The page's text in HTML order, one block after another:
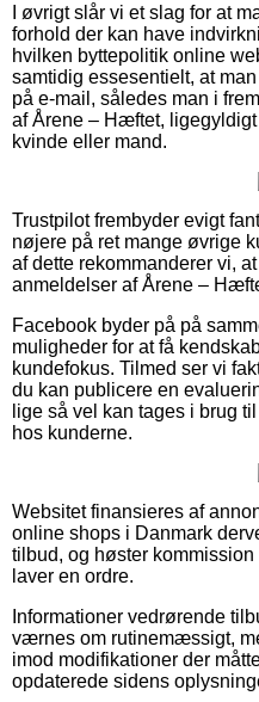
I øvrigt slår vi et slag for at
forhold der kan have
hvilken byttepolitik online
samtidig essesentielt, at
på e-mail, således man i
af Årene – Hæftet,
kvinde eller mand.
Trustpilot frembyder evigt
nøjere på ret mange øvrige
af dette rekommanderer vi,
anmeldelser af Årene –
Facebook byder på på
muligheder for at få
kundefokus. Tilmed ser vi
du kan publicere en
lige så vel kan tages i brug
hos kunderne.
Websitet finansieres af
online shops i Danmark
tilbud, og høster
laver en ordre.
Informationer vedrørende
værnes om rutinemæssigt,
imod modifikationer der
opdaterede sidens